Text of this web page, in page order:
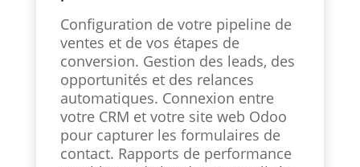
Configuration de votre pipeline de
ventes et de vos étapes de
conversion. Gestion des leads, des
opportunités et des relances
automatiques. Connexion entre
votre CRM et votre site web Odoo
pour capturer les formulaires de
contact. Rapports de performance